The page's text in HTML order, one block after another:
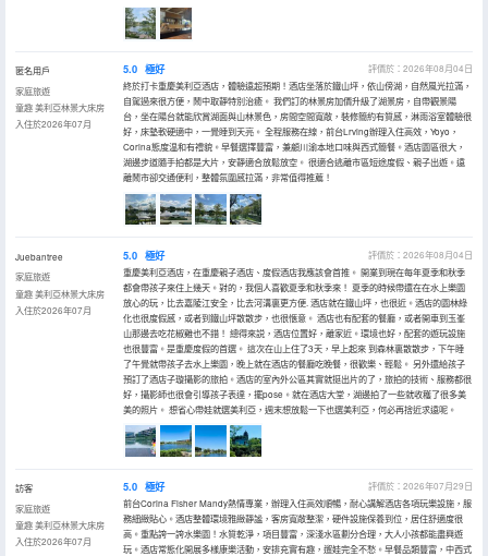
匿名用戶
家庭旅遊
童趣 美利亞林景大床房
入住於2026年07月
5.0 極好
評價於：2026年08月04日
終於打卡重慶美利亞酒店，體驗遠超預期！酒店坐落於鐵山坪，依山傍湖，自然風光拉滿，
自駕過來很方便，鬧中取靜特別治癒。 我們訂的林景房加價升級了湖景房，自帶觀景陽
台，坐在陽台就能欣賞湖面與山林景色，房間空間寬敞，裝修簡約有質感，淋雨浴室體驗很
好，床墊軟硬適中，一覺睡到天亮。 全程服務在線，前台Lrving辦理入住高效，Yoyo，
Corina態度温和有禮貌。早餐選擇豐富，兼顧川渝本地口味與西式簡餐。酒店園區很大，
湖邊步道隨手拍都是大片，安靜適合放鬆放空。 很適合逃離市區短途度假、親子出遊。遠
離鬧市卻交通便利，整體氛圍感拉滿，非常值得推薦！
Juebantree
家庭旅遊
童趣 美利亞林景大床房
入住於2026年07月
5.0 極好
評價於：2026年08月04日
重慶美利亞酒店，在重慶親子酒店、度假酒店我應該會首推。 開業到現在每年夏季和秋季
都會帶孩子來住上幾天。對的，我個人喜歡夏季和秋季來！ 夏季的時候帶還在在水上樂園
放心的玩，比去嘉陵江安全，比去河溝裏更方便. 酒店就在鐵山坪，也很近。酒店的園林綠
化也很度假感，或者到鐵山坪散散步，也很愜意。 酒店也有配套的餐廳，或者開車到玉峯
山那邊去吃花椒雞也不錯！ 總得來説，酒店位置好，離家近。環境也好，配套的遊玩設施
也很豐富。是重慶度假的首選。 這次在山上住了3天，早上起來 到森林裏散散步，下午睡
了午覺就帶孩子去水上樂園，晚上就在酒店的餐廳吃晚餐，很歡樂、輕鬆。 另外還給孩子
預訂了酒店子璇攝影的旅拍。酒店的室內外公區其實就挺出片的了，旅拍的技術、服務都很
好，攝影師也很會引導孩子表達，擺pose。就在酒店大堂，湖邊拍了一些就收穫了很多美
美的照片。 想省心帶娃就選美利亞，週末想放鬆一下也選美利亞，何必再捨近求遠呢。
訪客
家庭旅遊
童趣 美利亞林景大床房
入住於2026年07月
5.0 極好
評價於：2026年07月29日
前台Corina Fisher Mandy熱情專業，辦理入住高效順暢，耐心講解酒店各項玩樂設施，服
務細緻貼心。酒店整體環境雅緻靜謐，客房寬敞整潔，硬件設施保養到位，居住舒適度很
高。重點誇一誇水樂園！水質乾淨，項目豐富，深淺水區劃分合理，大人小孩都能盡興遊
玩。酒店常態化開展多樣康樂活動，安排充實有趣，遛娃完全不愁。早餐品類豐富，中西式